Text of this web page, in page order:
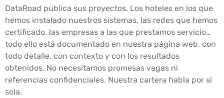
DataRoad publica sus proyectos. Los hoteles en los que
hemos instalado nuestros sistemas, las redes que hemos
certificado, las empresas a las que prestamos servicio…
todo ello está documentado en nuestra página web, con
todo detalle, con contexto y con los resultados
obtenidos. No necesitamos promesas vagas ni
referencias confidenciales. Nuestra cartera habla por sí
sola.